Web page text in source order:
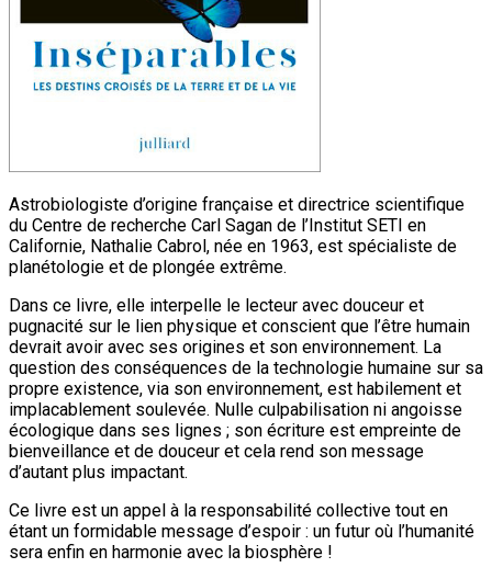
Astrobiologiste d’origine française et directrice scientifique
du Centre de recherche Carl Sagan de l’Institut SETI en
Californie, Nathalie Cabrol, née en 1963, est spécialiste de
planétologie et de plongée extrême.
Dans ce livre, elle interpelle le lecteur avec douceur et
pugnacité sur le lien physique et conscient que l’être humain
devrait avoir avec ses origines et son environnement. La
question des conséquences de la technologie humaine sur sa
propre existence, via son environnement, est habilement et
implacablement soulevée. Nulle culpabilisation ni angoisse
écologique dans ses lignes ; son écriture est empreinte de
bienveillance et de douceur et cela rend son message
d’autant plus impactant.
Ce livre est un appel à la responsabilité collective tout en
étant un formidable message d’espoir : un futur où l’humanité
sera enfin en harmonie avec la biosphère !